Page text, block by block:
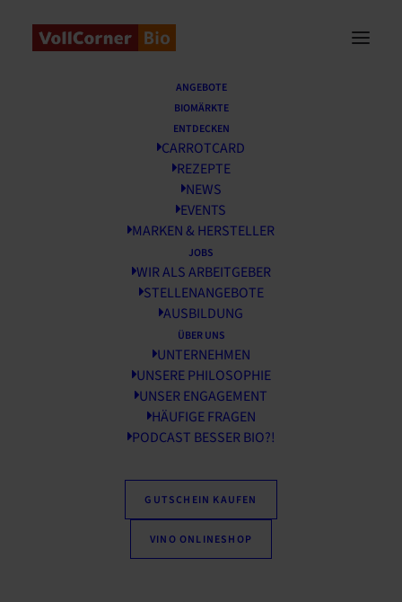
ANGEBOTE
BIOMÄRKTE
ENTDECKEN
CARROTCARD
REZEPTE
NEWS
EVENTS
MARKEN & HERSTELLER
JOBS
WIR ALS ARBEITGEBER
STELLENANGEBOTE
AUSBILDUNG
ÜBER UNS
UNTERNEHMEN
UNSERE PHILOSOPHIE
UNSER ENGAGEMENT
HÄUFIGE FRAGEN
PODCAST BESSER BIO?!
GUTSCHEIN KAUFEN
VINO ONLINESHOP
Dubai-inspired Chocolate
Dubai-inspired Chocolate
Zubereitungszeit1Stunde
Std. 40Minuten
Min.
Zartbitterschokolade z.B. von